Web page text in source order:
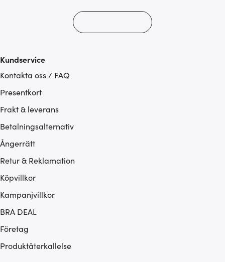
Kundservice
Kontakta oss / FAQ
Presentkort
Frakt & leverans
Betalningsalternativ
Ångerrätt
Retur & Reklamation
Köpvillkor
Kampanjvillkor
BRA DEAL
Företag
Produktåterkallelse